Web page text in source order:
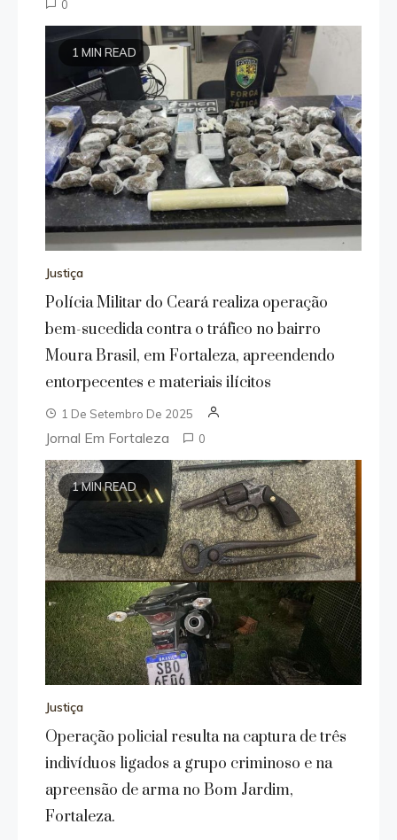
0
1 MIN READ
Justiça
Polícia Militar do Ceará realiza operação
bem-sucedida contra o tráfico no bairro
Moura Brasil, em Fortaleza, apreendendo
entorpecentes e materiais ilícitos
1 De Setembro De 2025
Jornal Em Fortaleza 0
1 MIN READ
Justiça
Operação policial resulta na captura de três
indivíduos ligados a grupo criminoso e na
apreensão de arma no Bom Jardim,
Fortaleza.